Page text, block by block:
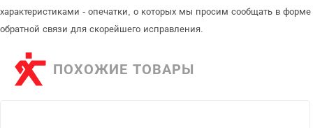
характеристиками - опечатки, о которых мы просим сообщать в форме
обратной связи для скорейшего исправления.
ПОХОЖИЕ ТОВАРЫ